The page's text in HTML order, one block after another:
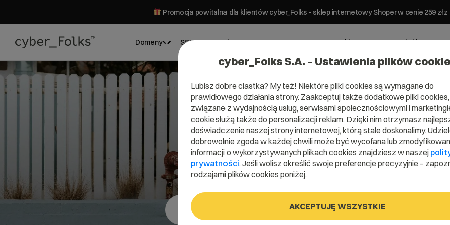
Promocja powitalna dla klientów cyber_Folks - sklep internetowy Shoper w cenie 259 zł z
Domeny SSL Hosting Serwery Strony Sklepy Wsparcie biznesowe
Domena
Stań się okazją nie do odrzucenia dla swoich
cyber_Folks S.A. – Ustawienia plików
Lubisz dobre ciastka? My też! Niektóre pliki cookies są wymagane do
prawidłowego działania strony. Zaakceptuj także dodatkowe pliki cookies,
związane z wydajnością usług, serwisami społecznościowymi i
cookie służą także do personalizacji reklam. Dzięki nim otrzymasz
doświadczenie naszej strony internetowej, którą stale doskonalimy.
dobrowolnie zgoda w każdej chwili może być wycofana lub
informacji o wykorzystywanych plikach cookies znajdziesz w naszej
prywatności. Jeśli wolisz określić swoje preferencje precyzyjnie –
rodzajami plików cookies poniżej.
AKCEPTUJĘ WSZYSTKIE